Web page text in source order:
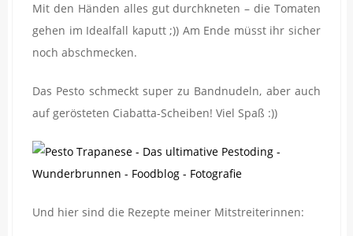
Mit den Händen alles gut durchkneten – die Tomaten
gehen im Idealfall kaputt ;)) Am Ende müsst ihr sicher
noch abschmecken.
Das Pesto schmeckt super zu Bandnudeln, aber auch
auf gerösteten Ciabatta-Scheiben! Viel Spaß :))
Und hier sind die Rezepte meiner Mitstreiterinnen: